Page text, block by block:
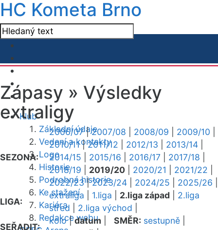
HC Kometa Brno
Klub
Základní údaje
Vedení a kontakty
Logo
Historie
Podrobná historie
Ke stažení
Kariéra
Redakce webu
Zápasy » Výsledky
extraligy
SEZONA:
2006/07|2007/08 2008/09 2009/10
2010/11|2011/12 2012/13 2013/14
2014/15
2015/16 2016/17 2017/18
2018/19
2019/20 2020/21 2021/22
2022/23|2023/24 2024/25 2025/26
LIGA:
extraliga 1.liga 2.liga západ
2.liga
střed
2.liga východ
SEŘADIT:
kolo|datum SMĚR: sestupně